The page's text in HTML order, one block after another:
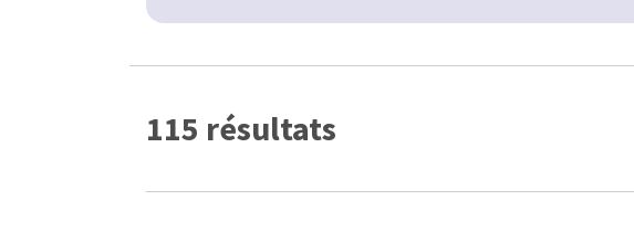
115 résultats